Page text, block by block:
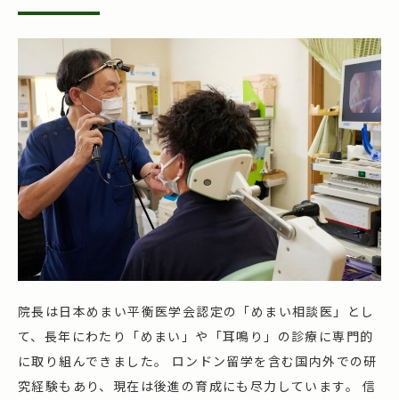
院長は日本めまい平衡医学会認定の「めまい相談医」とし
て、長年にわたり「めまい」や「耳鳴り」の診療に専門的
に取り組んできました。 ロンドン留学を含む国内外での研
究経験もあり、現在は後進の育成にも尽力しています。 信